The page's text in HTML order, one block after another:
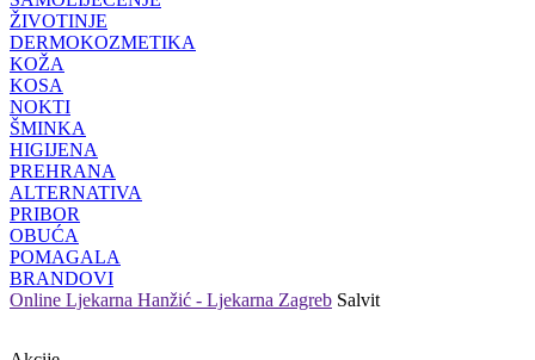
ŽIVOTINJE
DERMOKOZMETIKA
KOŽA
KOSA
NOKTI
ŠMINKA
HIGIJENA
PREHRANA
ALTERNATIVA
PRIBOR
OBUĆA
POMAGALA
BRANDOVI
Online Ljekarna Hanžić - Ljekarna Zagreb Salvit